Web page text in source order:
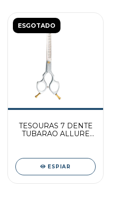
ESGOTADO
TESOURAS 7 DENTE
TUBARAO ALLURE
ESPIAR